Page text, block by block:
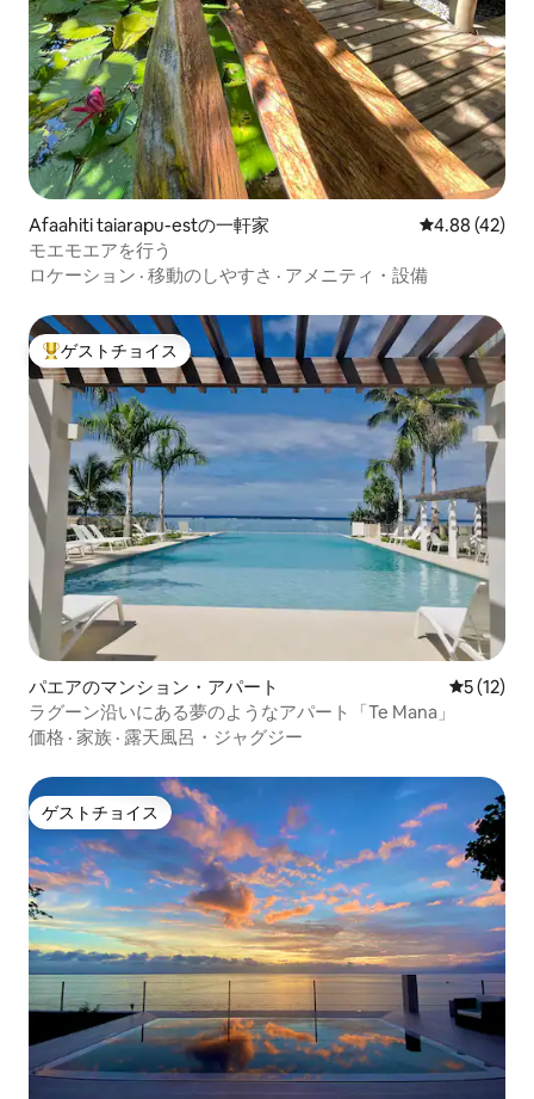
Afaahiti taiarapu-estの一軒家 レビュー42
4.88 (42)
モエモエアを行う
ロケーション · 移動のしやすさ · アメニティ・設備
大好評のゲストチョイスです。
ゲストチョイス
パエアのマンション・アパート レビュー
5 (12)
ラグーン沿いにある夢のようなアパート「Te Mana」
価格 · 家族 · 露天風呂・ジャグジー
ゲストチョイス
ゲストチョイス